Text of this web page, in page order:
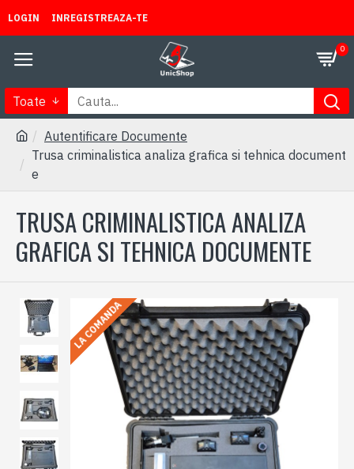
LOGIN INREGISTREAZA-TE
0
Toate
Autentificare Documente
Trusa criminalistica analiza grafica si tehnica document
e
TRUSA CRIMINALISTICA ANALIZA
GRAFICA SI TEHNICA DOCUMENTE
LA COMANDA